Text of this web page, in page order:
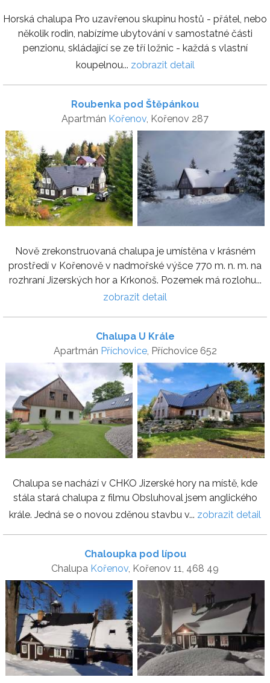
Horská chalupa Pro uzavřenou skupinu hostů - přátel, nebo
několik rodin, nabízíme ubytování v samostatné části
penzionu, skládající se ze tří ložnic - každá s vlastní
koupelnou... zobrazit detail
Roubenka pod Štěpánkou
Apartmán Kořenov , Kořenov 287
Nově zrekonstruovaná chalupa je umístěna v krásném
prostředí v Kořenově v nadmořské výšce 770 m. n. m. na
rozhraní Jizerských hor a Krkonoš. Pozemek má rozlohu...
zobrazit detail
Chalupa U Krále
Apartmán Příchovice, Příchovice 652
Chalupa se nachází v CHKO Jizerské hory na místě, kde
stála stará chalupa z filmu Obsluhoval jsem anglického
krále. Jedná se o novou zděnou stavbu v... zobrazit detail
Chaloupka pod lípou
Chalupa Kořenov, Kořenov 11, 468 49